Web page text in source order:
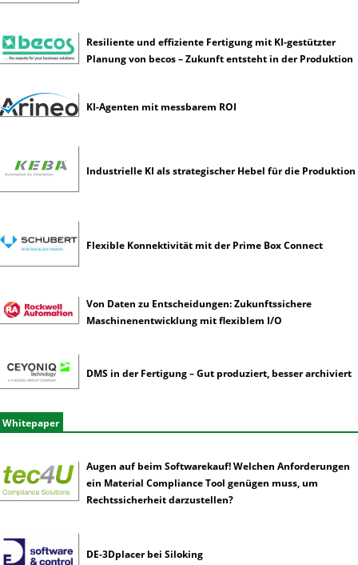
n
z
Resiliente und effiziente Fertigung mit KI-gestützter
Planung von becos – Zukunft entsteht in der Produktion
KI-Agenten mit messbarem ROI
Industrielle KI als strategischer Hebel für die Produktion
Flexible Konnektivität mit der Prime Box Connect
Von Daten zu Entscheidungen: Zukunftssichere
Maschinenentwicklung mit flexiblem I/O
DMS in der Fertigung – Gut produziert, besser archiviert
Whitepaper
Augen auf beim Softwarekauf! Welchen Anforderungen
ein Material Compliance Tool genügen muss, um
Rechtssicherheit darzustellen?
DE-3Dplacer bei Siloking